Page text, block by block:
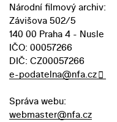
Národní filmový archiv:
Závišova 502/5
140 00 Praha 4 - Nusle
IČO: 00057266
DIČ: CZ00057266
e-podatelna@nfa.cz
Správa webu:
webmaster@nfa.cz